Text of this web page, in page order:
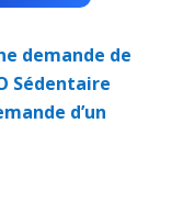
demande de
Sédentaire
d’un